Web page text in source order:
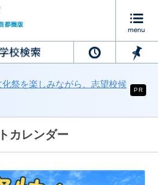
祭を楽しみながら、志望校候
PR
カレンダー